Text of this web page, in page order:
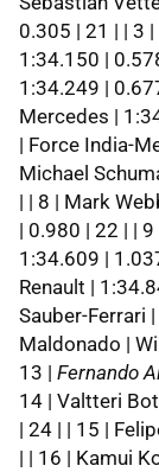
0.305 | 21 | | 3
1:34.150 |
1:34.249 |
Mercedes |
| Force India-
Michael
| | 8 | Mark
| 0.980 | 22 | |
1:34.609 |
Renault |
Sauber-Ferrari
Maldonado |
13 | Fernando
14 | Valtteri
| 24 | | 15 |
| | 16 | Kamui